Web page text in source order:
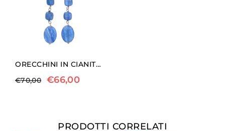
ORECCHINI IN CIANITE ED ARGENTO
€70,00 €66,00
PRODOTTI CORRELATI